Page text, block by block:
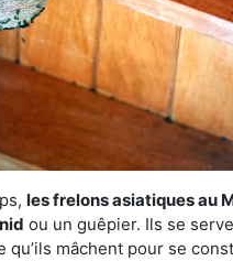
les frelons asiatiques au
ou un guêpier. Ils se
qu’ils mâchent pour se